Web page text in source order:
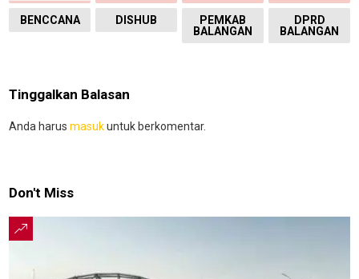
BENCCANA DISHUB
PEMKAB
BALANGAN
DPRD
BALANGAN
Tinggalkan Balasan
Anda harus masukuntuk berkomentar.
Don't Miss